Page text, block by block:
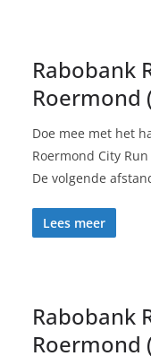
Rabobank
Roermond
Doe mee met het
Roermond City
De volgende
Lees meer
Rabobank
Roermond